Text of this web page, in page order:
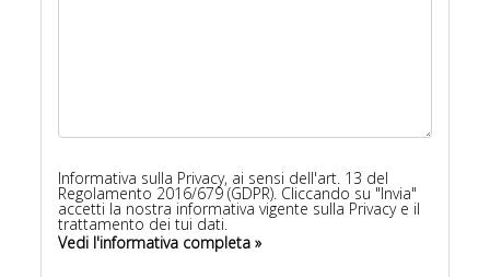
Informativa sulla Privacy, ai sensi dell'art. 13 del
Regolamento 2016/679 (GDPR). Cliccando su "Invia"
accetti la nostra informativa vigente sulla Privacy e il
trattamento dei tui dati.
Vedi l'informativa completa »